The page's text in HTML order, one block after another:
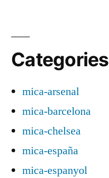
Categories
mica-arsenal
mica-barcelona
mica-chelsea
mica-españa
mica-espanyol